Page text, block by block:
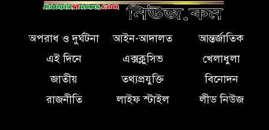
অপরাধ ও দুর্ঘটনা আইন-আদালত
আন্তর্জাতিক
এই দিনে
এক্সক্লুসিভ
খেলাধুলা
জাতীয়
তথ্যপ্রযুক্তি
বিনোদন
রাজনীতি
লাইফ স্টাইল লীড নিউজ